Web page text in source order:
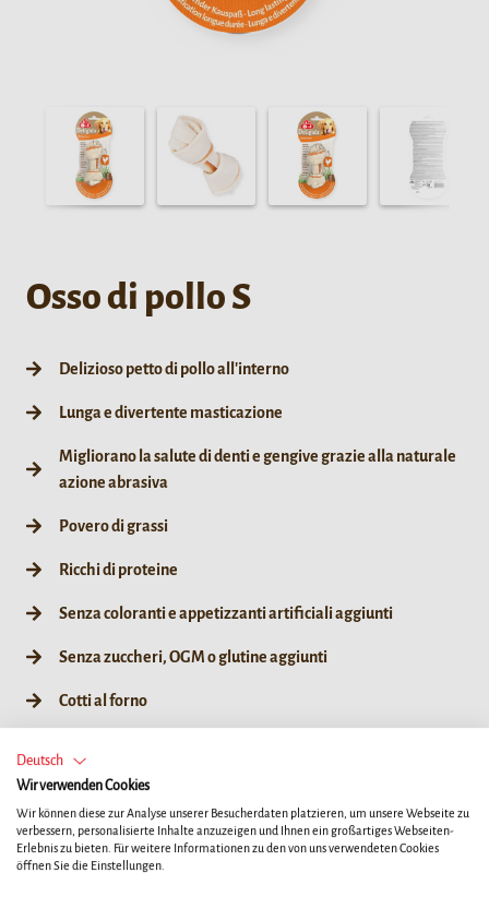
Osso di pollo S
Delizioso petto di pollo all'interno
Lunga e divertente masticazione
Migliorano la salute di denti e gengive grazie alla naturale
azione abrasiva
Povero di grassi
Ricchi di proteine
Senza coloranti e appetizzanti artificiali aggiunti
Senza zuccheri, OGM o glutine aggiunti
Cotti al forno
35g / S 1ct
Deutsch
Wir verwenden Cookies
Wir können diese zur Analyse unserer Besucherdaten platzieren, um unsere Webseite zu
verbessern, personalisierte Inhalte anzuzeigen und Ihnen ein großartiges Webseiten-
Erlebnis zu bieten. Für weitere Informationen zu den von uns verwendeten Cookies
öffnen Sie die Einstellungen.